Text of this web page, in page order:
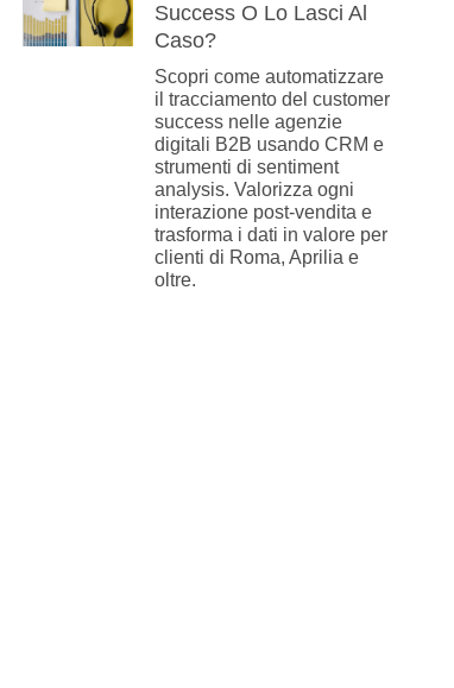
Success O Lo Lasci Al
Caso?
Scopri come automatizzare
il tracciamento del customer
success nelle agenzie
digitali B2B usando CRM e
strumenti di sentiment
analysis. Valorizza ogni
interazione post-vendita e
trasforma i dati in valore per
clienti di Roma, Aprilia e
oltre.